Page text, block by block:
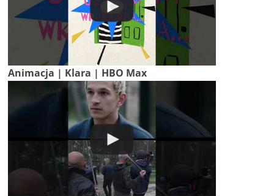
Animacja | Klara | HBO Max